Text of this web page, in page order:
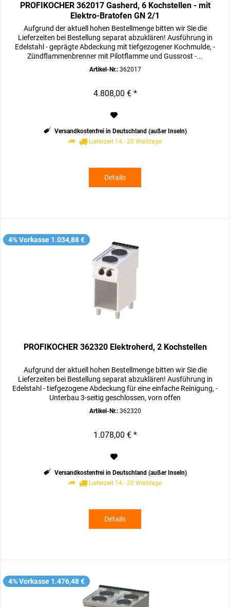
PROFIKOCHER 362017 Gasherd, 6 Kochstellen - mit
Elektro-Bratofen GN 2/1
Aufgrund der aktuell hohen Bestellmenge bitten wir Sie die
Lieferzeiten bei Bestellung separat abzuklären! Ausführung in
Edelstahl - geprägte Abdeckung mit tiefgezogener Kochmulde, -
Zündflammenbrenner mit Pilotflamme und Gussrost -...
Artikel-Nr.:362017
4.808,00 € *
Versandkostenfrei in Deutschland (außer Inseln)
Lieferzeit 14 - 20 Werktage
Details
4% Vorkasse 1.034,88 €
PROFIKOCHER 362320 Elektroherd, 2 Kochstellen
Aufgrund der aktuell hohen Bestellmenge bitten wir Sie die
Lieferzeiten bei Bestellung separat abzuklären! Ausführung in
Edelstahl - tiefgezogene Abdeckung für eine einfache Reinigung, -
Unterbau 3-seitig geschlossen, vorn offen
Artikel-Nr.:362320
1.078,00 € *
Versandkostenfrei in Deutschland (außer Inseln)
Lieferzeit 14 - 20 Werktage
Details
4% Vorkasse 1.476,48 €